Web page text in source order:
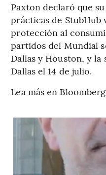
Paxton declaró que
prácticas de StubHub
protección al
partidos del Mundial
Dallas y Houston, y la
Dallas el 14 de julio.
Lea más en